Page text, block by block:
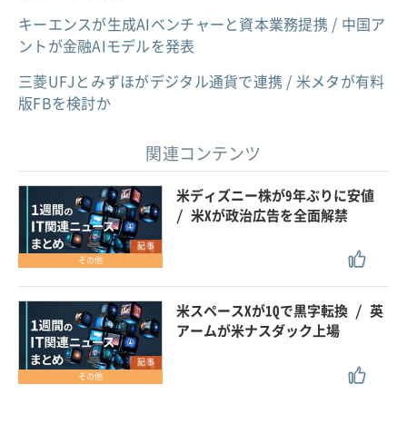
キーエンスが生成AIベンチャーと資本業務提携 / 中国ア
ントが金融AIモデルを発表
三菱UFJとみずほがデジタル通貨で連携 / 米メタが有料
版FBを検討か
関連コンテンツ
記事
その他
米ディズニー株が9年ぶりに安値
/ 米Xが政治広告を全面解禁
記事
その他
米スペースXが1Qで黒字転換 / 英
アームが米ナスダック上場